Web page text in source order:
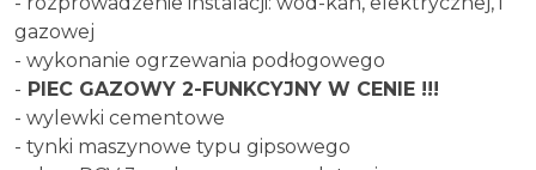
gazowej
- wykonanie ogrzewania podłogowego
- PIEC GAZOWY 2-FUNKCYJNY W CENIE !!!
- wylewki cementowe
- tynki maszynowe typu gipsowego